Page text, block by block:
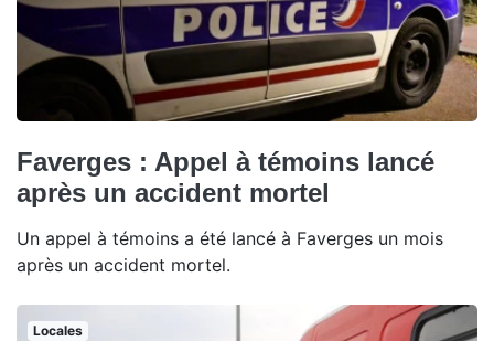
Faverges : Appel à témoins lancé
après un accident mortel
Un appel à témoins a été lancé à Faverges un mois
après un accident mortel.
Locales